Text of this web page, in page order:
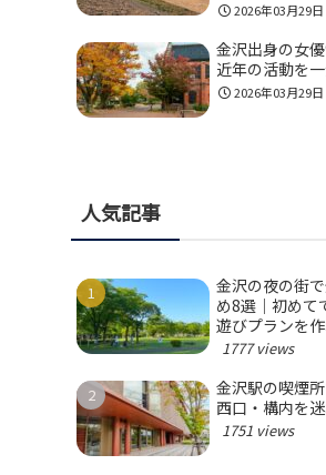
2026年03月29日
金沢出身の女
近年の活動を
2026年03月29日
人気記事
金沢の夜の街
め8選｜初めて
遊びプランを作
1777 views
金沢駅の喫煙
西口・構内を
1751 views